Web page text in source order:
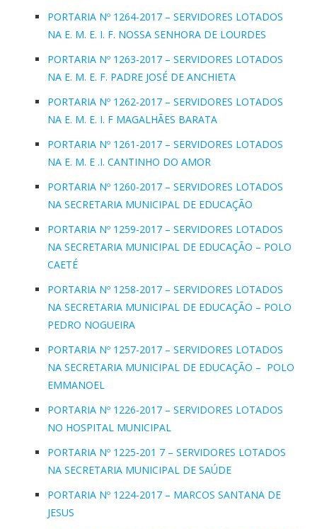
PORTARIA Nº 1264-2017 – SERVIDORES LOTADOS
NA E. M. E. I. F. NOSSA SENHORA DE LOURDES
PORTARIA Nº 1263-2017 – SERVIDORES LOTADOS
NA E. M. E. F. PADRE JOSÉ DE ANCHIETA
PORTARIA Nº 1262-2017 – SERVIDORES LOTADOS
NA E. M. E. I. F MAGALHÃES BARATA
PORTARIA Nº 1261-2017 – SERVIDORES LOTADOS
NA E. M. E .I. CANTINHO DO AMOR
PORTARIA Nº 1260-2017 – SERVIDORES LOTADOS
NA SECRETARIA MUNICIPAL DE EDUCAÇÃO
PORTARIA Nº 1259-2017 – SERVIDORES LOTADOS
NA SECRETARIA MUNICIPAL DE EDUCAÇÃO – POLO
CAETÉ
PORTARIA Nº 1258-2017 – SERVIDORES LOTADOS
NA SECRETARIA MUNICIPAL DE EDUCAÇÃO – POLO
PEDRO NOGUEIRA
PORTARIA Nº 1257-2017 – SERVIDORES LOTADOS
NA SECRETARIA MUNICIPAL DE EDUCAÇÃO – POLO
EMMANOEL
PORTARIA Nº 1226-2017 – SERVIDORES LOTADOS
NO HOSPITAL MUNICIPAL
PORTARIA Nº 1225-201 7 – SERVIDORES LOTADOS
NA SECRETARIA MUNICIPAL DE SAÚDE
PORTARIA Nº 1224-2017 – MARCOS SANTANA DE
JESUS